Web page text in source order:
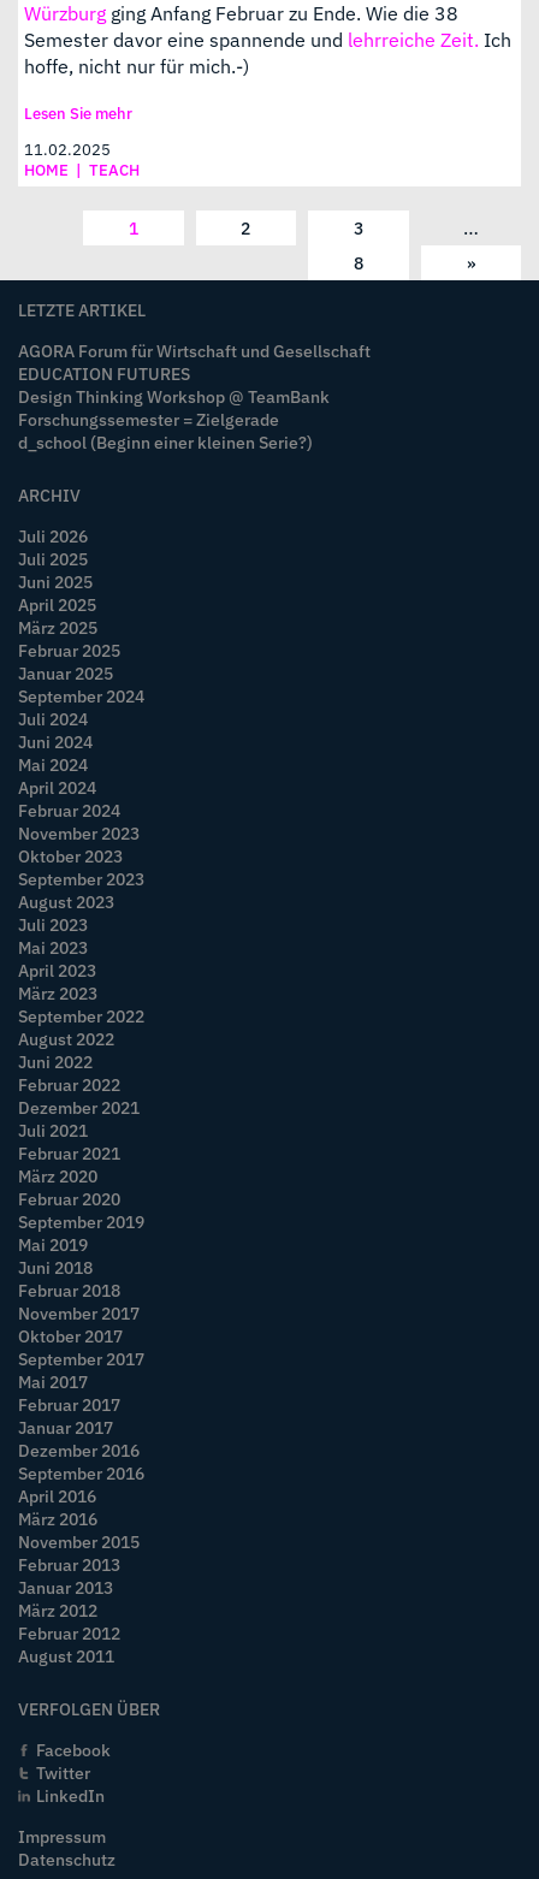
Würzburg ging Anfang Februar zu Ende. Wie die 38
Semester davor eine spannende und lehrreiche Zeit. Ich
hoffe, nicht nur für mich.-)
Lesen Sie mehr
11.02.2025
HOME | TEACH
1 2 3 …
8 »
LETZTE ARTIKEL
AGORA Forum für Wirtschaft und Gesellschaft
EDUCATION FUTURES
Design Thinking Workshop @ TeamBank
Forschungssemester = Zielgerade
d_school (Beginn einer kleinen Serie?)
ARCHIV
Juli 2026
Juli 2025
Juni 2025
April 2025
März 2025
Februar 2025
Januar 2025
September 2024
Juli 2024
Juni 2024
Mai 2024
April 2024
Februar 2024
November 2023
Oktober 2023
September 2023
August 2023
Juli 2023
Mai 2023
April 2023
März 2023
September 2022
August 2022
Juni 2022
Februar 2022
Dezember 2021
Juli 2021
Februar 2021
März 2020
Februar 2020
September 2019
Mai 2019
Juni 2018
Februar 2018
November 2017
Oktober 2017
September 2017
Mai 2017
Februar 2017
Januar 2017
Dezember 2016
September 2016
April 2016
März 2016
November 2015
Februar 2013
Januar 2013
März 2012
Februar 2012
August 2011
VERFOLGEN ÜBER
Facebook
Twitter
LinkedIn
Impressum
Datenschutz